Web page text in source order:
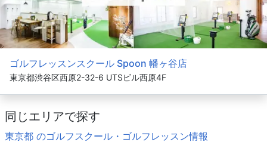
ゴルフレッスンスクール Spoon 幡ヶ谷店
東京都渋谷区西原2-32-6 UTSビル西原4F
同じエリアで探す
東京都 のゴルフスクール・ゴルフレッスン情報